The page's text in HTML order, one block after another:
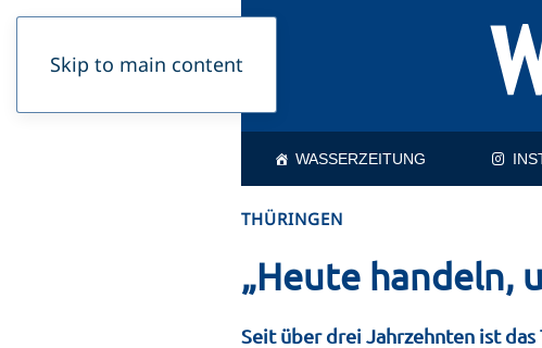
Skip to main content
WASSERZEITUNG
THÜRINGEN
„Heute handeln,
Seit über drei Jahrzehnten ist